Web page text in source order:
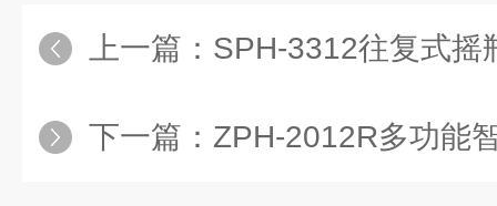
上一篇： SPH-3312往复式摇瓶
下一篇： ZPH-2012R多功能